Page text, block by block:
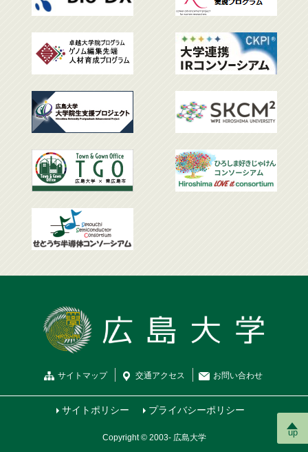
up
サイトマップ 交通アクセス お問い合わせ
サイトポリシー プライバシーポリシー
Copyright © 2003- 広島大学